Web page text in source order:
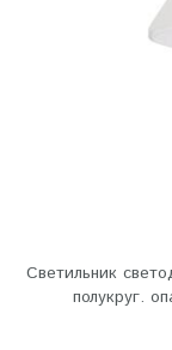
Светильник
полукруг.